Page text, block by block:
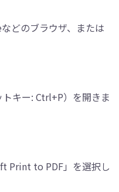
どのブラウザ、または
トキー: Ctrl+P）を開きま
Print to PDF」を選択し